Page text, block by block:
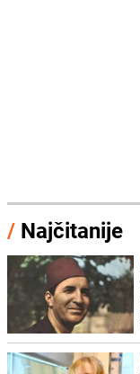
/ Najčitanije